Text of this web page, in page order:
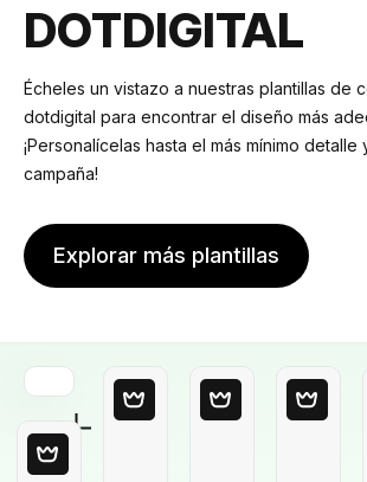
DOTDIGITAL
Écheles un vistazo a nuestras plantillas de
dotdigital para encontrar el diseño más
¡Personalícelas hasta el más mínimo detalle
campaña!
Explorar más plantillas